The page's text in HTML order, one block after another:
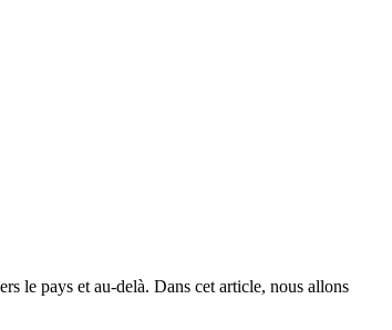
le pays et au-delà. Dans cet article, nous allons